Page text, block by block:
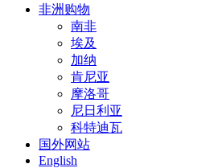
非洲购物
南非
埃及
加纳
肯尼亚
摩洛哥
尼日利亚
科特迪瓦
国外网站
English